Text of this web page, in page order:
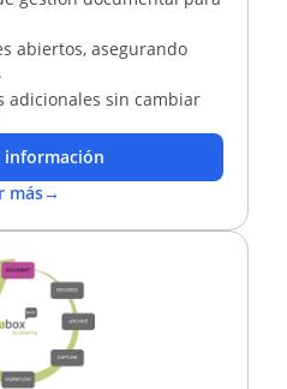
abiertos, asegurando
adicionales sin cambiar
información
más→